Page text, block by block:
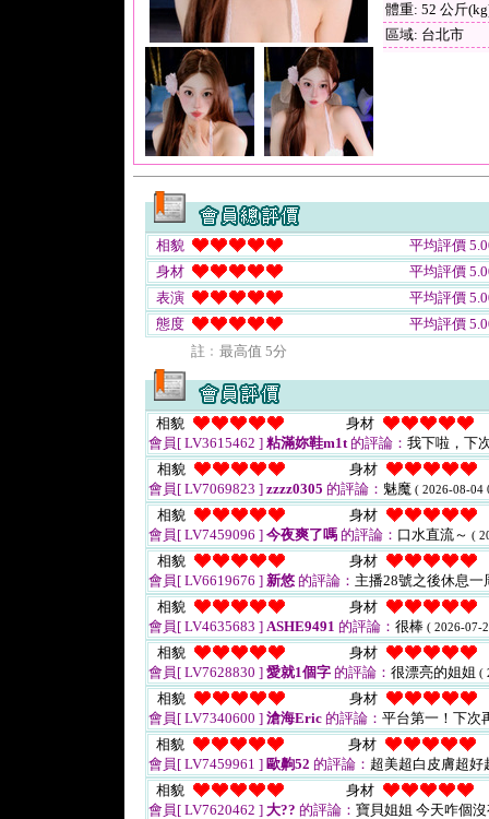
體重: 52 公斤
區域: 台北市
相貌
平均評價
身材
平均評價
表演
平均評價
態度
平均評價
註﹕最高值 5分
相貌
身材
會員[ LV3615462 ] 粘滿妳鞋m1t的評論： 我下啦，下
相貌
身材
會員[ LV7069823 ] zzzz0305 的評論： 魅魔 ( 2026-08-04
相貌
身材
會員[ LV7459096 ] 今夜爽了嗎 的評論： 口水直流～ (
相貌
身材
會員[ LV6619676 ] 新悠 的評論： 主播28號之後休息
相貌
身材
會員[ LV4635683 ] ASHE9491 的評論： 很棒 ( 2026-07-
相貌
身材
會員[ LV7628830 ] 愛就1個字 的評論： 很漂亮的姐姐 (
相貌
身材
會員[ LV7340600 ] 滄海Eric 的評論： 平台第一！下次
相貌
身材
會員[ LV7459961 ] 歐齁52 的評論： 超美超白皮膚超
相貌
身材
會員[ LV7620462 ] 大?? 的評論： 寶貝姐姐 今天咋個